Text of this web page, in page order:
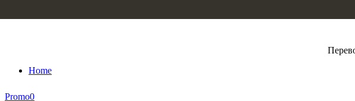
Home
Promo0